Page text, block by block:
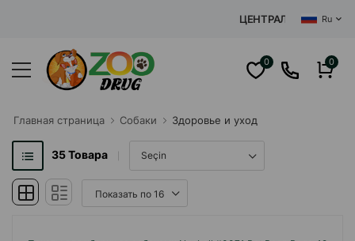
ЦЕНТРАЛЬНЫЙ ИНТЕРНЕТ
Ru
0 0
Главная cтраница Собаки Здоровье и уход
35Товара